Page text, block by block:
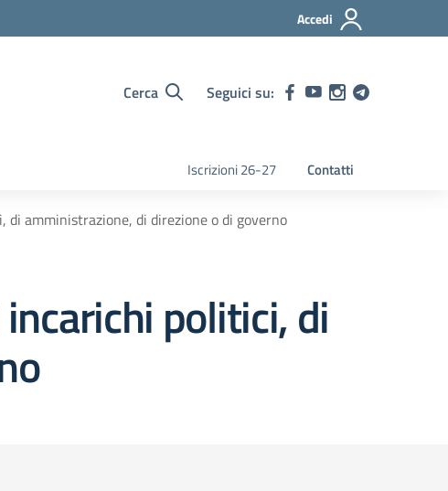
Accedi
Cerca Seguici su:
Iscrizioni 26-27 Contatti
amministrazione, di direzione o di governo
politici, di